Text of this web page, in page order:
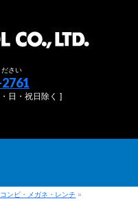
ださい
日・祝日除く ]
ンビ・メガネ・レンチ »